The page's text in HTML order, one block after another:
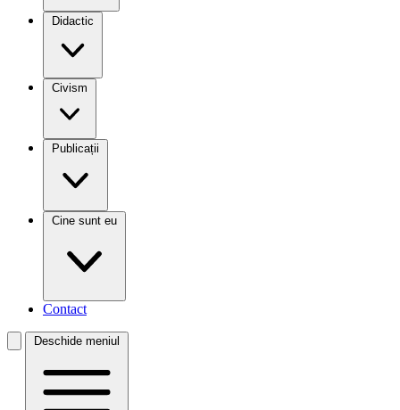
Didactic
Civism
Publicații
Cine sunt eu
Contact
Deschide meniul